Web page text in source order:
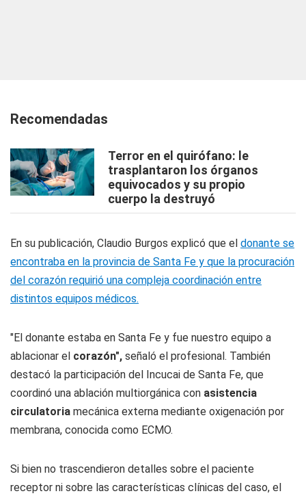
Recomendadas
Terror en el quirófano: le
trasplantaron los órganos
equivocados y su propio
cuerpo la destruyó
En su publicación, Claudio Burgos explicó que el donante se
encontraba en la provincia de Santa Fe y que la procuración
del corazón requirió una compleja coordinación entre
distintos equipos médicos.
"El donante estaba en Santa Fe y fue nuestro equipo a
ablacionar el corazón", señaló el profesional. También
destacó la participación del Incucai de Santa Fe, que
coordinó una ablación multiorgánica con asistencia
circulatoria mecánica externa mediante oxigenación por
membrana, conocida como ECMO.
Si bien no trascendieron detalles sobre el paciente
receptor ni sobre las características clínicas del caso, el